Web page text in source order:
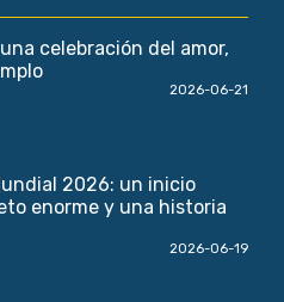
celebración del amor,
2026-06-21
2026: un inicio
enorme y una historia
2026-06-19